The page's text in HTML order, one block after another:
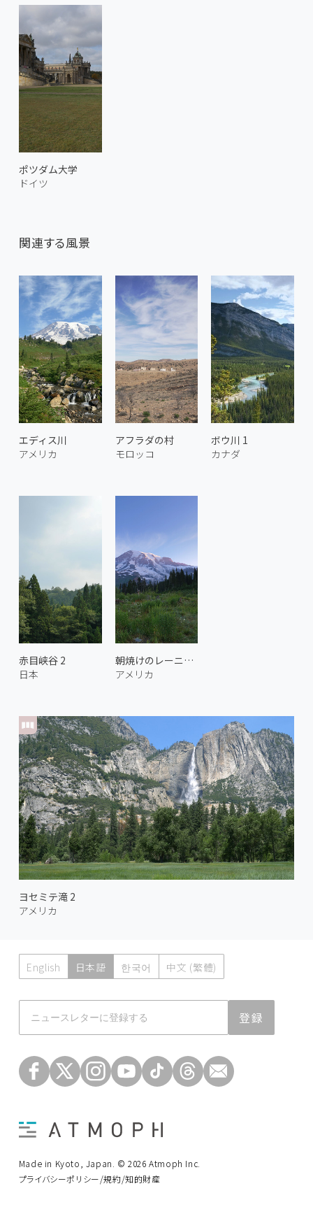
ポツダム大学
ドイツ
関連する風景
エディス川
アメリカ
アフラダの村
モロッコ
ボウ川 1
カナダ
赤目峡谷 2
日本
ヨセミテ滝 2
アメリカ
朝焼けのレーニア山 2
アメリカ
English 日本語 한국어 中文 (繁體)
Atmoph News
登録
Made in Kyoto, Japan. © 2026 Atmoph Inc.
プライバシーポリシー/規約/知的財産